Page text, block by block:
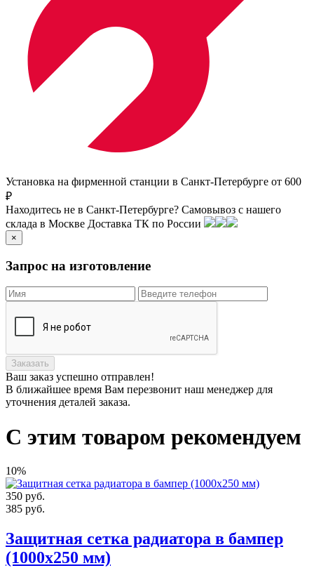
Установка на фирменной станции в Санкт-Петербурге от 600
₽
Находитесь не в Санкт-Петербурге? Самовывоз с нашего
склада в Москве Доставка ТК по России
×
Запрос на изготовление
Заказать
Ваш заказ успешно отправлен!
В ближайшее время Вам перезвонит наш менеджер для
уточнения деталей заказа.
С этим товаром рекомендуем
10%
350 руб.
385 руб.
Защитная сетка радиатора в бампер
(1000х250 мм)